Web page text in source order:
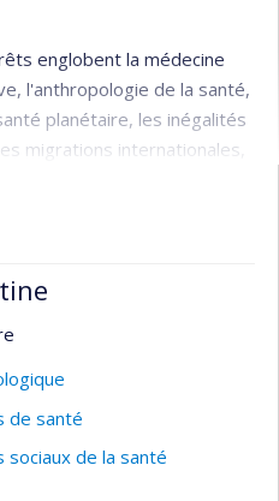
englobent la médecine
l'anthropologie de la santé,
planétaire, les inégalités
migrations internationales,
climatique et les
tant de mes
sociales. Je
clinique (médecin
contextes très variés :
climatique
rural (Lao), camp de
de santé
sociaux de la santé